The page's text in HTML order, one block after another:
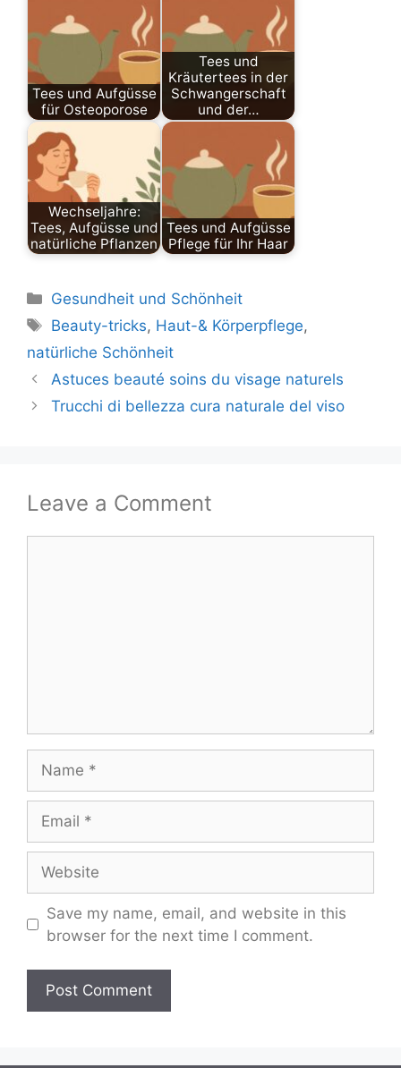
Tees und Aufgüsse
für Osteoporose
Tees und
Kräutertees in der
Schwangerschaft
und der…
Wechseljahre:
Tees, Aufgüsse und
natürliche Pflanzen
Tees und Aufgüsse
Pflege für Ihr Haar
Categories
Gesundheit und Schönheit
Tags
Beauty-tricks, Haut-& Körperpflege,
natürliche Schönheit
Astuces beauté soins du visage naturels
Trucchi di bellezza cura naturale del viso
Leave a Comment
Save my name, email, and website in this
browser for the next time I comment.